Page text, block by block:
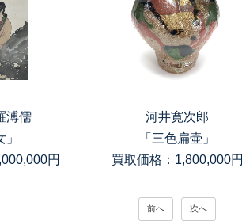
溥儒
円
河井寛次郎
「三色扁壷」
買取価格：1,800,000円
前へ 次へ